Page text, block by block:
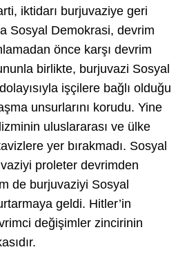
iktidarı burjuvaziye geri
Sosyal Demokrasi, devrim
önce karşı devrim
birlikte, burjuvazi Sosyal
işçilere bağlı olduğu
unsurlarını korudu. Yine
uluslararası ve ülke
yer bırakmadı. Sosyal
proleter devrimden
de burjuvaziyi Sosyal
geldi. Hitler’in
değişimler zincirinin